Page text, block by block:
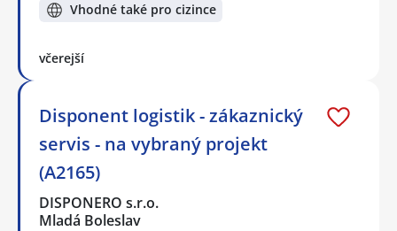
Vhodné také pro cizince
včerejší
Disponent logistik - zákaznický
servis - na vybraný projekt
(A2165)
DISPONERO s.r.o.
Mladá Boleslav